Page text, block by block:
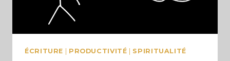
ÉCRITURE | PRODUCTIVITÉ | SPIRITUALITÉ